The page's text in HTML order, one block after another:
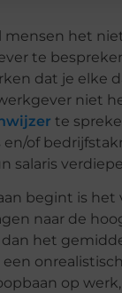
mensen het
te
dat je elke
niet
te
en/of
salaris
begint is
naar de
het
op werk